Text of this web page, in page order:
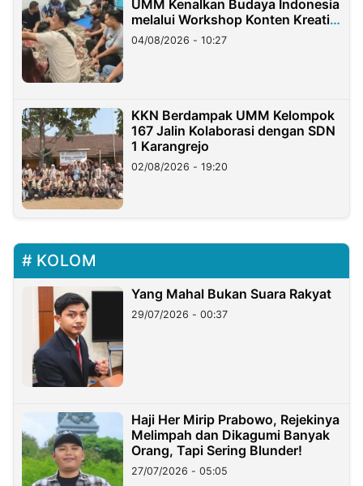
UMM Kenalkan Budaya Indonesia
melalui Workshop Konten Kreatif
di Taiwan
04/08/2026 - 10:27
KKN Berdampak UMM Kelompok
167 Jalin Kolaborasi dengan SDN
1 Karangrejo
02/08/2026 - 19:20
KOLOM
Yang Mahal Bukan Suara Rakyat
29/07/2026 - 00:37
Haji Her Mirip Prabowo, Rejekinya
Melimpah dan Dikagumi Banyak
Orang, Tapi Sering Blunder!
27/07/2026 - 05:05